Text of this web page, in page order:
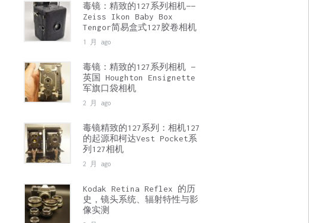
毒镜：精致的127系列相机——
Zeiss Ikon Baby Box
Tengor简易盒式127胶卷相机
1 月 ago
毒镜：精致的127系列相机 —
英国 Houghton Ensignette
军旗口袋相机
2 月 ago
毒镜精致的127系列：相机127
的起源和柯达Vest Pocket系
列127相机
2 月 ago
Kodak Retina Reflex 的历
史，镜头系统、辐射特性与影
像实测